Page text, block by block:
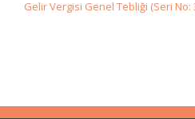
Gelir Vergisi Genel Tebliği (Seri No: